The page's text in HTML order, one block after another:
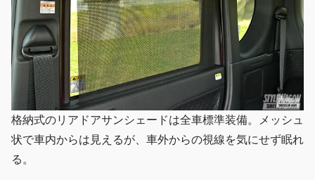
格納式のリアドアサンシェードは全車標準装備。メッシュ
状で車内からは見えるが、車外からの視線を気にせず眠れ
る。